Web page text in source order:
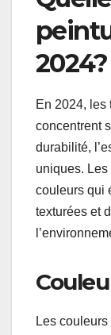
comme des
pour obtenir
2024?